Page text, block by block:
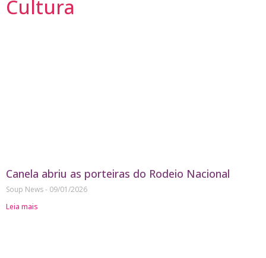
Cultura
Canela abriu as porteiras do Rodeio Nacional
Soup News
09/01/2026
Leia mais